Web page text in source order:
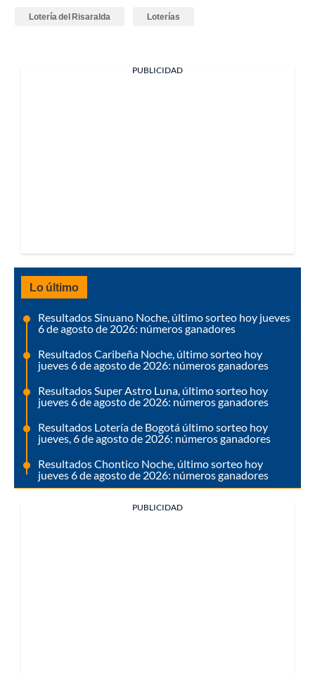
Lotería del Risaralda Loterías
PUBLICIDAD
Lo último
Resultados Sinuano Noche, último sorteo hoy jueves
6 de agosto de 2026: números ganadores
Resultados Caribeña Noche, último sorteo hoy
jueves 6 de agosto de 2026: números ganadores
Resultados Super Astro Luna, último sorteo hoy
jueves 6 de agosto de 2026: números ganadores
Resultados Lotería de Bogotá último sorteo hoy
jueves, 6 de agosto de 2026: números ganadores
Resultados Chontico Noche, último sorteo hoy
jueves 6 de agosto de 2026: números ganadores
PUBLICIDAD